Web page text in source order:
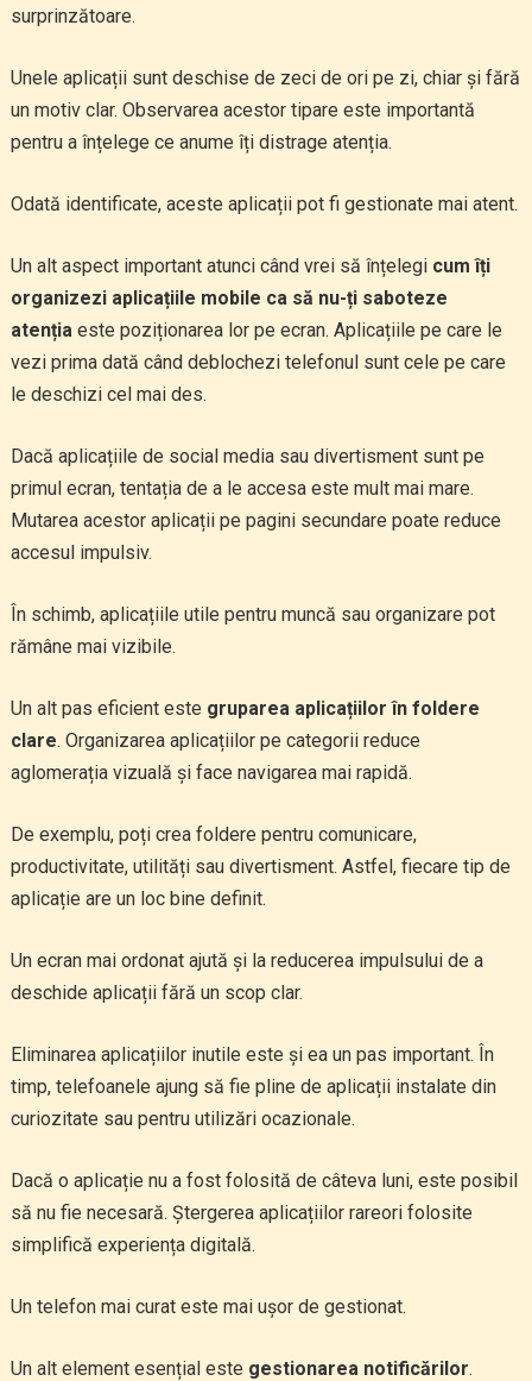
surprinzătoare.
Unele aplicații sunt deschise de zeci de ori pe zi, chiar și fără
un motiv clar. Observarea acestor tipare este importantă
pentru a înțelege ce anume îți distrage atenția.
Odată identificate, aceste aplicații pot fi gestionate mai atent.
Un alt aspect important atunci când vrei să înțelegi cum îți
organizezi aplicațiile mobile ca să nu-ți saboteze
atențiaeste poziționarea lor pe ecran. Aplicațiile pe care le
vezi prima dată când deblochezi telefonul sunt cele pe care
le deschizi cel mai des.
Dacă aplicațiile de social media sau divertisment sunt pe
primul ecran, tentația de a le accesa este mult mai mare.
Mutarea acestor aplicații pe pagini secundare poate reduce
accesul impulsiv.
În schimb, aplicațiile utile pentru muncă sau organizare pot
rămâne mai vizibile.
Un alt pas eficient este gruparea aplicațiilor în foldere
clare. Organizarea aplicațiilor pe categorii reduce
aglomerația vizuală și face navigarea mai rapidă.
De exemplu, poți crea foldere pentru comunicare,
productivitate, utilități sau divertisment. Astfel, fiecare tip de
aplicație are un loc bine definit.
Un ecran mai ordonat ajută și la reducerea impulsului de a
deschide aplicații fără un scop clar.
Eliminarea aplicațiilor inutile este și ea un pas important. În
timp, telefoanele ajung să fie pline de aplicații instalate din
curiozitate sau pentru utilizări ocazionale.
Dacă o aplicație nu a fost folosită de câteva luni, este posibil
să nu fie necesară. Ștergerea aplicațiilor rareori folosite
simplifică experiența digitală.
Un telefon mai curat este mai ușor de gestionat.
Un alt element esențial este gestionarea notificărilor.